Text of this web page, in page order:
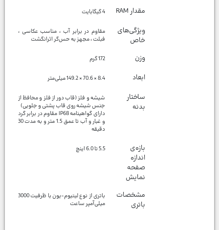
مقدار RAM 4 گیگابایت
ویژگی‌های
خاص
مقاوم در برابر آب ، مناسب عکاسی ،
فبلت ، مجهز به حس‌گر اثرانگشت
وزن 172 گرم
ابعاد 8.4 × 70.6 × 149.2 میلی‌متر
ساختار
بدنه
شیشه و فلز (قاب دور از فلز و محافظ از
دارای گواهینامه IP68 مقاوم در برابر گرد
و غبار و آب تا عمق 1.5 متر و به مدت 30
دقیقه
بازه‌ی
اندازه
صفحه
نمایش
5.5 تا 6.0 اینچ
مشخصات
باتری
باتری از نوع لیتیوم-یون با ظرفیت 3000
میلی‌آمپر ساعت